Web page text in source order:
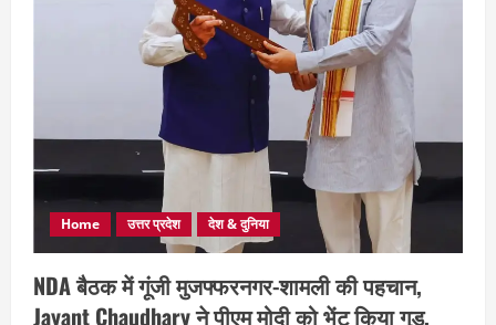
Home उत्तर प्रदेश देश & दुनिया
NDA बैठक में गूंजी मुजफ्फरनगर-शामली की पहचान,
Jayant Chaudhary ने पीएम मोदी को भेंट किया गुड़,